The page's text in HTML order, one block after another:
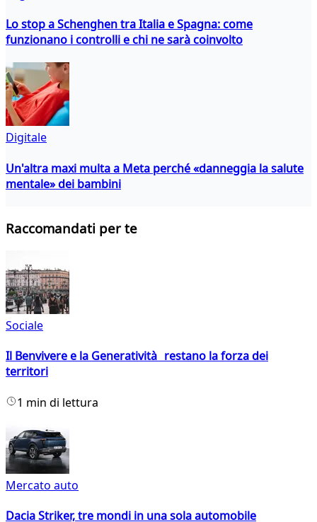
Lo stop a Schenghen tra Italia e Spagna: come
funzionano i controlli e chi ne sarà coinvolto
Digitale
Un'altra maxi multa a Meta perché «danneggia la salute
mentale» dei bambini
Raccomandati per te
Sociale
Il Benvivere e la Generatività restano la forza dei
territori
1 min di lettura
Mercato auto
Dacia Striker, tre mondi in una sola automobile